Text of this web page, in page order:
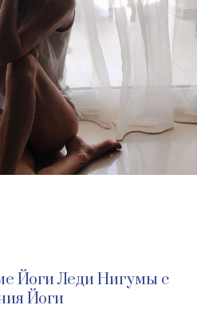
Йоги Леди Нигумы с
Йоги